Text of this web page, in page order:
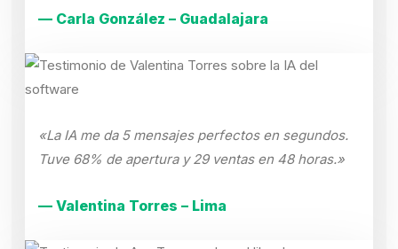
— Carla González – Guadalajara
«La IA me da 5 mensajes perfectos en segundos.
Tuve 68% de apertura y 29 ventas en 48 horas.»
— Valentina Torres – Lima